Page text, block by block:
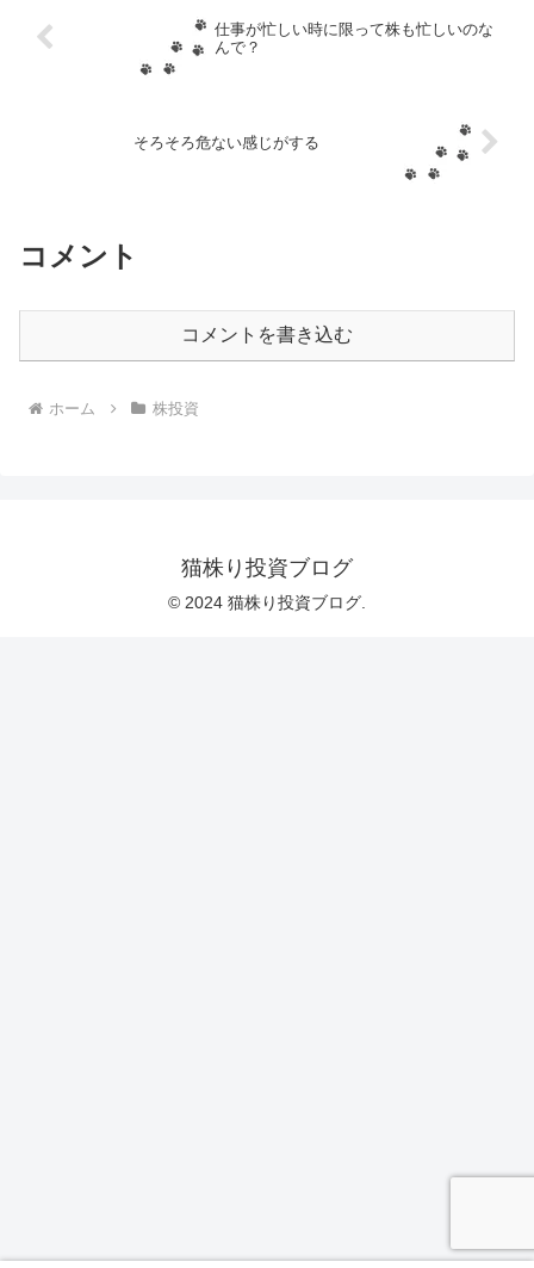
仕事が忙しい時に限って株も忙しいのな
んで？
そろそろ危ない感じがする
コメント
コメントを書き込む
ホーム 株投資
猫株り投資ブログ
© 2024 猫株り投資ブログ.